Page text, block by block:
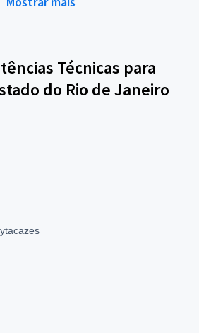
Técnicas para
do Rio de Janeiro